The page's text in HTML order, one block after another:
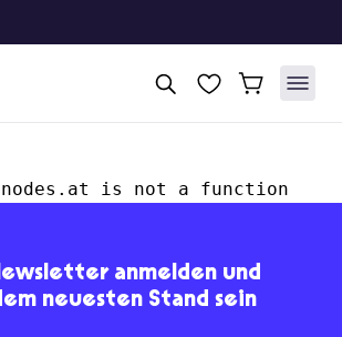
is not a function
anmelden und
neuesten Stand sein